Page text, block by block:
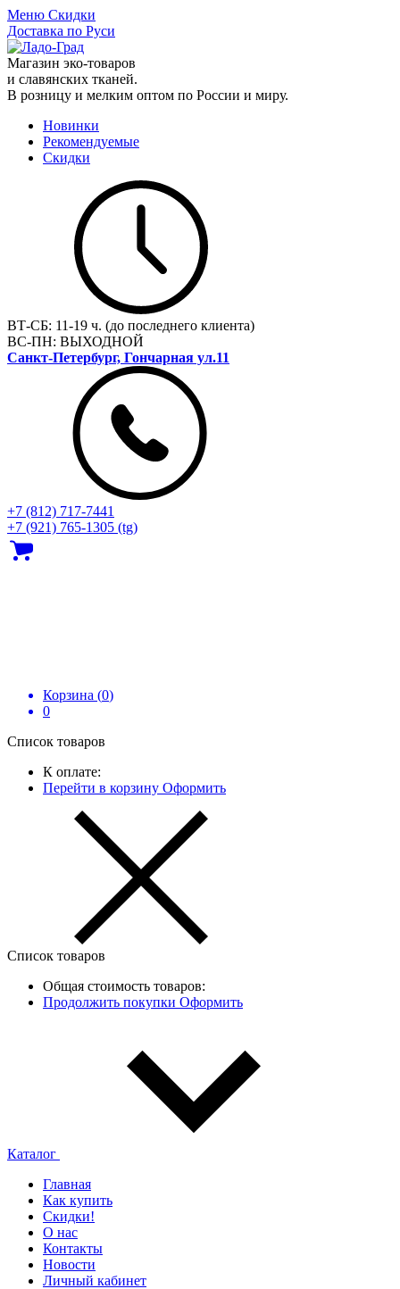
Меню Скидки
Доставка по Руси
Магазин эко-товаров
и славянских тканей.
В розницу и мелким оптом по России и миру.
Новинки
Рекомендуемые
Скидки
ВТ-СБ: 11-19 ч. (до последнего клиента)
ВС-ПН: ВЫХОДНОЙ
Санкт-Петербург, Гончарная ул.11
+7 (812) 717‑7441
+7 (921) 765-1305 (tg)
Корзина (0)
0
Список товаров
К оплате:
Перейти в корзину Оформить
Список товаров
Общая стоимость товаров:
Продолжить покупки Оформить
Каталог
Главная
Как купить
Скидки!
О нас
Контакты
Новости
Личный кабинет